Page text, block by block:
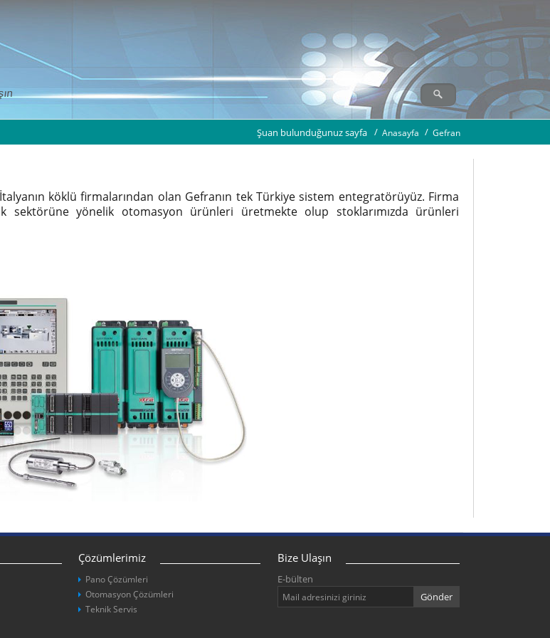
Şuan bulunduğunuz sayfa Anasayfa Gefran
köklü firmalarından olan Gefranın tek Türkiye sistem entegratörüyüz. Firma
sektörüne yönelik otomasyon ürünleri üretmekte olup stoklarımızda ürünleri
Çözümlerimiz
Pano Çözümleri
Otomasyon Çözümleri
Teknik Servis
Bize Ulaşın
E-bülten